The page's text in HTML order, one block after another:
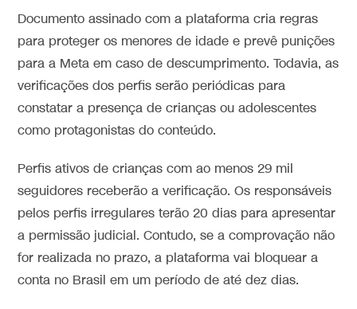
Documento assinado com a plataforma cria regras
para proteger os menores de idade e prevê punições
para a Meta em caso de descumprimento. Todavia, as
verificações dos perfis serão periódicas para
constatar a presença de crianças ou adolescentes
como protagonistas do conteúdo.
Perfis ativos de crianças com ao menos 29 mil
seguidores receberão a verificação. Os responsáveis
pelos perfis irregulares terão 20 dias para apresentar
a permissão judicial. Contudo, se a comprovação não
for realizada no prazo, a plataforma vai bloquear a
conta no Brasil em um período de até dez dias.